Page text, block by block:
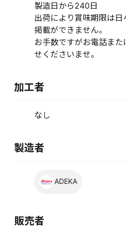
製造日から240日
出荷により賞味期限は
掲載ができません。
お手数ですがお電話ま
せくださいませ。
加工者
なし
製造者
ADEKA
販売者